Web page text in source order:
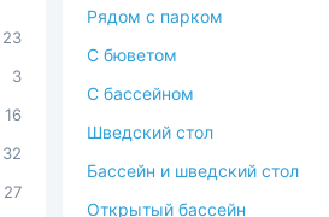
23
3
16
32
27
Рядом с парком
C бюветом
С бассейном
Шведский стол
Бассейн и шведский стол
Открытый бассейн